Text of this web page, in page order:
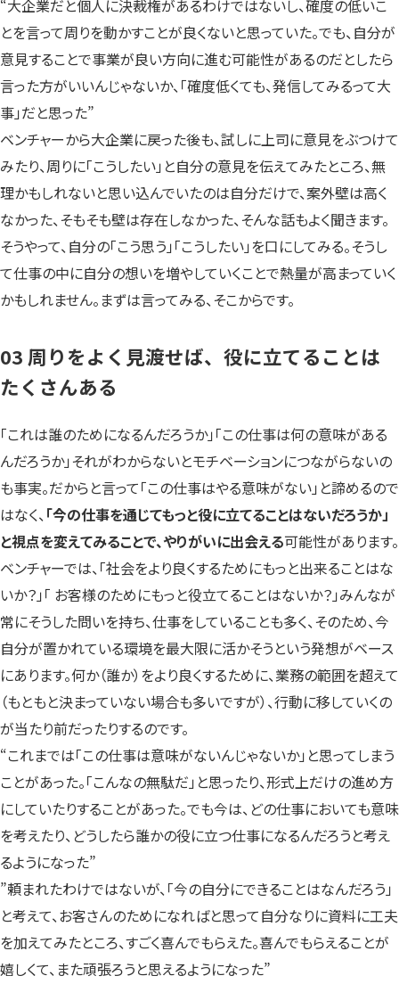
“大企業だと個人に決裁権があるわけではないし、確度の低いこ
とを言って周りを動かすことが良くないと思っていた。でも、自分が
意見することで事業が良い方向に進む可能性があるのだとしたら
言った方がいいんじゃないか、「確度低くても、発信してみるって大
事」だと思った”
ベンチャーから大企業に戻った後も、試しに上司に意見をぶつけて
みたり、周りに「こうしたい」と自分の意見を伝えてみたところ、無
理かもしれないと思い込んでいたのは自分だけで、案外壁は高く
なかった、そもそも壁は存在しなかった、そんな話もよく聞きます。
そうやって、自分の「こう思う」「こうしたい」を口にしてみる。そうし
て仕事の中に自分の想いを増やしていくことで熱量が高まっていく
かもしれません。まずは言ってみる、そこからです。
03 周りをよく見渡せば、役に立てることは
たくさんある
「これは誰のためになるんだろうか」「この仕事は何の意味がある
んだろうか」それがわからないとモチベーションにつながらないの
も事実。だからと言って「この仕事はやる意味がない」と諦めるので
はなく、「今の仕事を通じてもっと役に立てることはないだろうか」
と視点を変えてみることで、やりがいに出会える可能性があります。
ベンチャーでは、「社会をより良くするためにもっと出来ることはな
いか？」「 お客様のためにもっと役立てることはないか？」みんなが
常にそうした問いを持ち、仕事をしていることも多く、そのため、今
自分が置かれている環境を最大限に活かそうという発想がベース
にあります。何か（誰か）をより良くするために、業務の範囲を超えて
（もともと決まっていない場合も多いですが）、行動に移していくの
が当たり前だったりするのです。
“これまでは「この仕事は意味がないんじゃないか」と思ってしまう
ことがあった。「こんなの無駄だ」と思ったり、形式上だけの進め方
にしていたりすることがあった。でも今は、どの仕事においても意味
を考えたり、どうしたら誰かの役に立つ仕事になるんだろうと考え
るようになった”
”頼まれたわけではないが、「今の自分にできることはなんだろう」
と考えて、お客さんのためになればと思って自分なりに資料に工夫
を加えてみたところ、すごく喜んでもらえた。喜んでもらえることが
嬉しくて、また頑張ろうと思えるようになった”